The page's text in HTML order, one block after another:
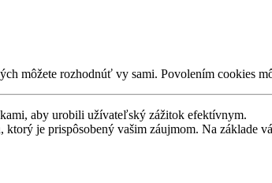
môžete rozhodnúť vy sami. Povolením cookies
aby urobili užívateľský zážitok efektívnym.
je prispôsobený vašim záujmom. Na základe